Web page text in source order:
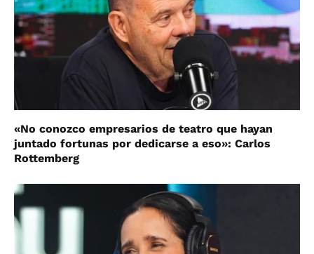
«No conozco empresarios de teatro que hayan
juntado fortunas por dedicarse a eso»: Carlos
Rottemberg